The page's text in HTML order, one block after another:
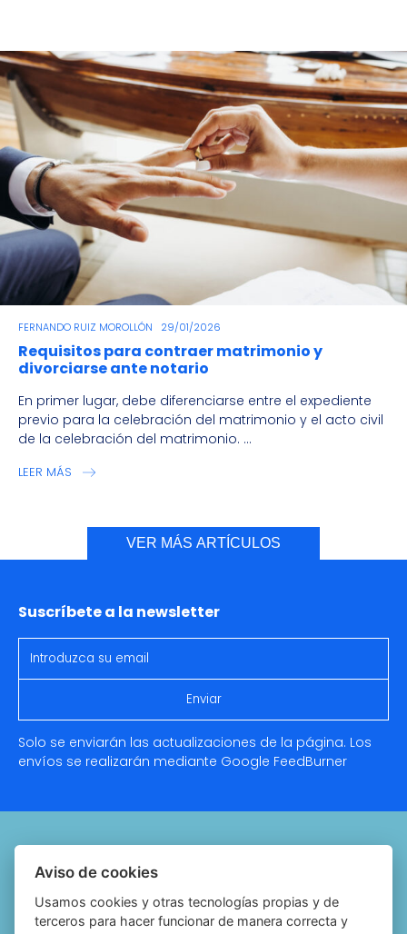
FERNANDO RUIZ MOROLLÓN 29/01/2026
Requisitos para contraer matrimonio y
divorciarse ante notario
En primer lugar, debe diferenciarse entre el expediente
previo para la celebración del matrimonio y el acto civil
de la celebración del matrimonio. ...
LEER MÁS
VER MÁS ARTÍCULOS
Suscríbete a la newsletter
Solo se enviarán las actualizaciones de la página. Los
envíos se realizarán mediante Google FeedBurner
Política de cookies
Aviso de cookies
Usamos cookies y otras tecnologías propias y de
terceros para hacer funcionar de manera correcta y